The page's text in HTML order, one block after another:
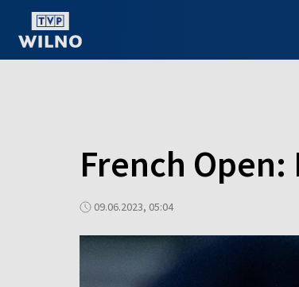
French
09.06.2023, 05:04